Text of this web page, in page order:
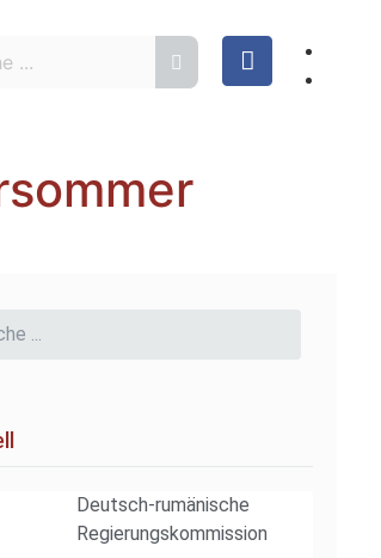
Deutsch-rumänische
Regierungskommission